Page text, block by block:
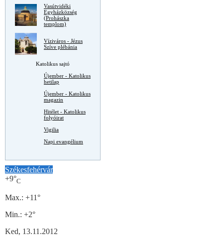
Vasútvidéki
Egyházközség
(Prohászka
templom)
Víziváros - Jézus
Szíve plébánia
Katolikus sajtó
Újember - Katolikus
hetilap
Újember - Katolikus
magazin
Hitélet - Katolikus
folyóirat
Vigilia
Napi evangélium
Székesfehérvár
+9°C
Max.: +11°
Min.: +2°
Ked, 13.11.2012